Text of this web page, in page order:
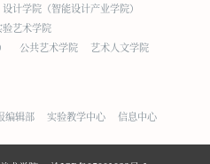
设计学院（智能设计产业学院）
验艺术学院
公共艺术学院
艺术人文学院
编辑部 实验教学中心 信息中心